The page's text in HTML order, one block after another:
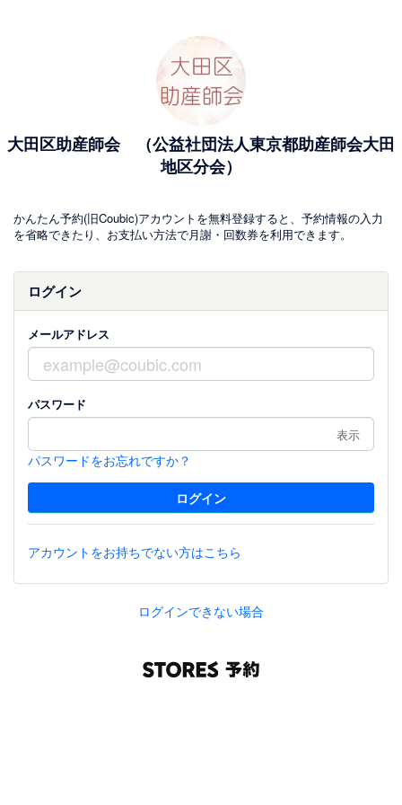
大田区助産師会 （公益社団法人東京都助産師会大田
地区分会）
かんたん予約(旧Coubic)アカウントを無料登録すると、予約情報の入力
を省略できたり、お支払い方法で月謝・回数券を利用できます。
ログイン
メールアドレス
パスワード
表示
パスワードをお忘れですか？
アカウントをお持ちでない方はこちら
ログインできない場合